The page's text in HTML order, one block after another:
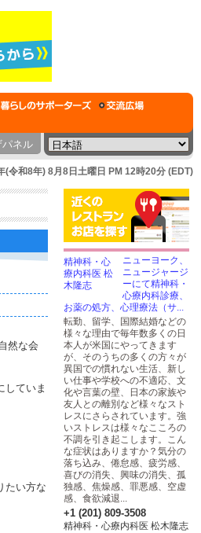
パネル
(令和8年) 8月8日土曜日 PM 12時20分 (EDT)
然な会
していま
たい方な
ニューヨーク、
ニュージャージ
ーにて精神科・
心療内科診療、
お薬の処方、心理療法（サ...
転勤、留学、国際結婚などの
様々な理由で毎年数多くの日
本人が米国にやってきます
が、そのうちの多くの方々が
異国での慣れない生活、新し
い仕事や学校への不適応、文
化や言葉の壁、日本の家族や
友人との離別など様々なスト
レスにさらされています。強
いストレスは様々なこころの
不調を引き起こします。こん
な症状はありますか？気分の
落ち込み、倦怠感、疲労感、
喜びの消失、興味の消失、孤
独感、焦燥感、罪悪感、空虚
感、食欲減退...
+1 (201) 809-3508
精神科・心療内科医 松木隆志